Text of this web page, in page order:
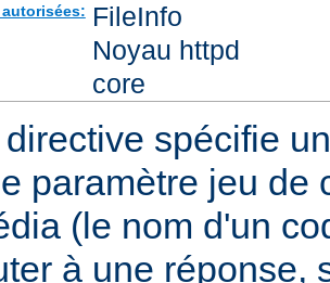
FileInfo
Noyau httpd
core
spécifie
paramètre jeu de
(le nom d'un
à une réponse,